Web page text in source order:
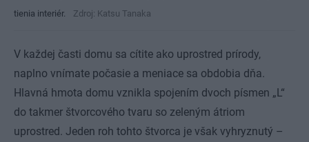
tienia interiér.
Zdroj: Katsu Tanaka
V každej časti domu sa cítite ako uprostred prírody,
naplno vnímate počasie a meniace sa obdobia dňa.
Hlavná hmota domu vznikla spojením dvoch písmen „L“
do takmer štvorcového tvaru so zeleným átriom
uprostred. Jeden roh tohto štvorca je však vyhryznutý –